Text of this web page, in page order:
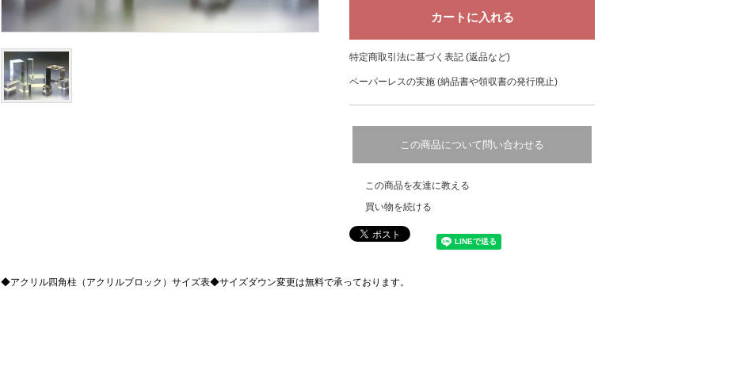
特定商取引法に基づく表記 (返品など)
ペーパーレスの実施 (納品書や領収書の発行廃止)
この商品について問い合わせる
この商品を友達に教える
買い物を続ける
◆アクリル四角柱（アクリルブロック）サイズ表◆サイズダウン変更は無料で承っております。